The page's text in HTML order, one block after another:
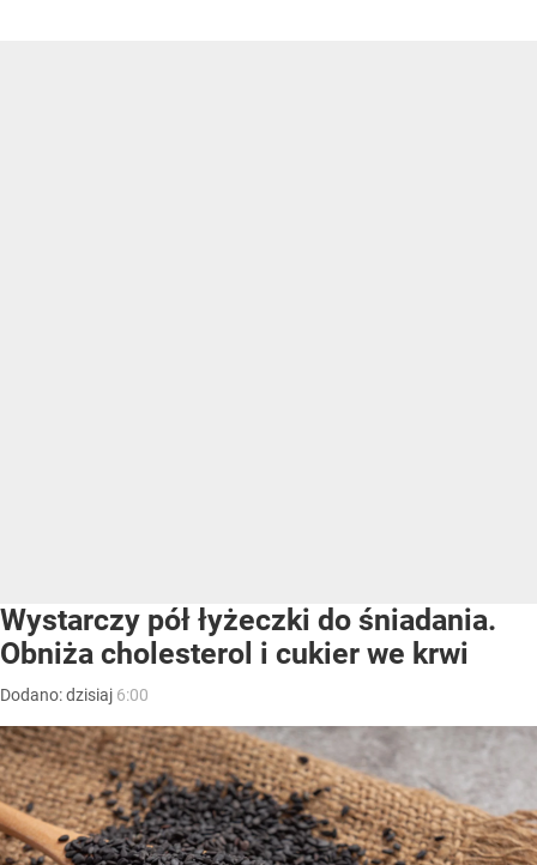
Wystarczy pół łyżeczki do śniadania.
Obniża cholesterol i cukier we krwi
Dodano:dzisiaj 6:00